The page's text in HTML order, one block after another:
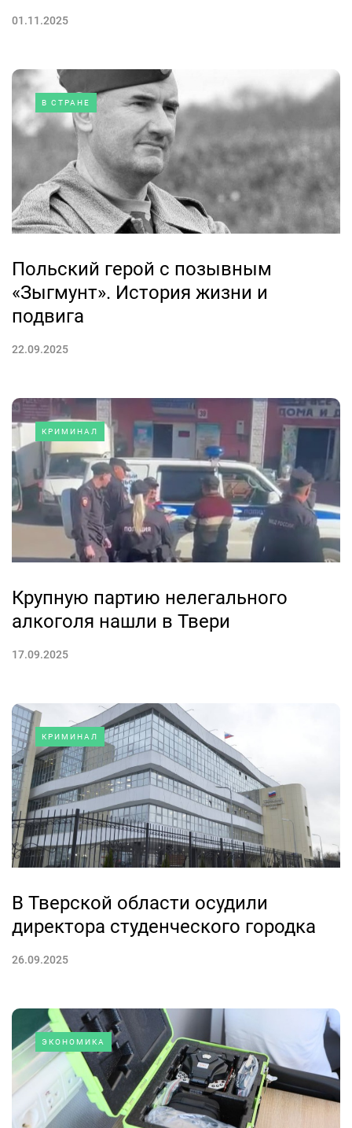
01.11.2025
В СТРАНЕ
Польский герой с позывным
«Зыгмунт». История жизни и
подвига
22.09.2025
КРИМИНАЛ
Крупную партию нелегального
алкоголя нашли в Твери
17.09.2025
КРИМИНАЛ
В Тверской области осудили
директора студенческого городка
26.09.2025
ЭКОНОМИКА